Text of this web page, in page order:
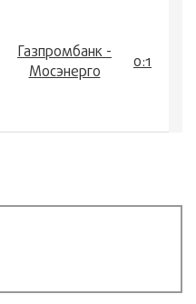
Газпромбанк -
Мосэнерго
0:1